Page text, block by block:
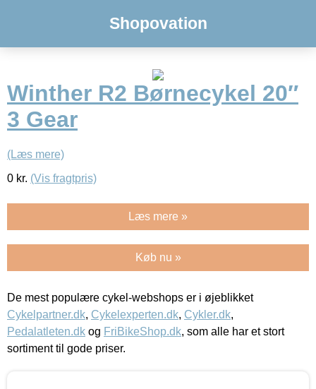
Shopovation
Winther R2 Børnecykel 20″
3 Gear
(Læs mere)
0 kr. (Vis fragtpris)
Læs mere »
Køb nu »
De mest populære cykel-webshops er i øjeblikket
Cykelpartner.dk, Cykelexperten.dk, Cykler.dk,
Pedalatleten.dk og FriBikeShop.dk, som alle har et stort
sortiment til gode priser.